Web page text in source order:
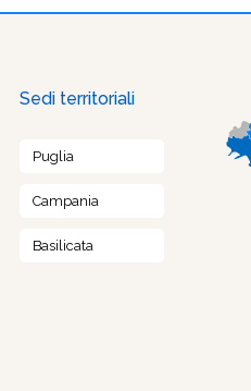
Sedi territoriali
Puglia
Campania
Basilicata